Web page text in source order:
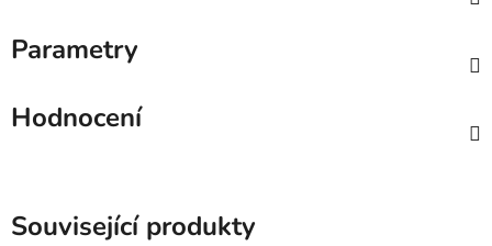
Parametry
Hodnocení
Související produkty